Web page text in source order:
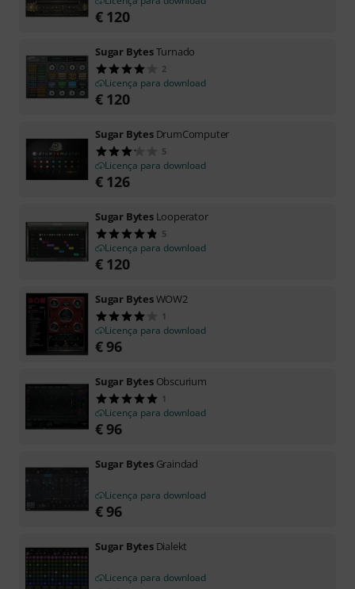
€ 120
Sugar BytesTurnado
2
Licença para download
€ 120
Sugar Bytes DrumComputer
5
Licença para download
€ 126
Sugar Bytes Looperator
5
Licença para download
€ 120
Sugar BytesWOW2
1
Licença para download
€96
Sugar Bytes Obscurium
1
Licença para download
€96
Sugar Bytes Graindad
Licença para download
€96
Sugar Bytes Dialekt
Licença para download